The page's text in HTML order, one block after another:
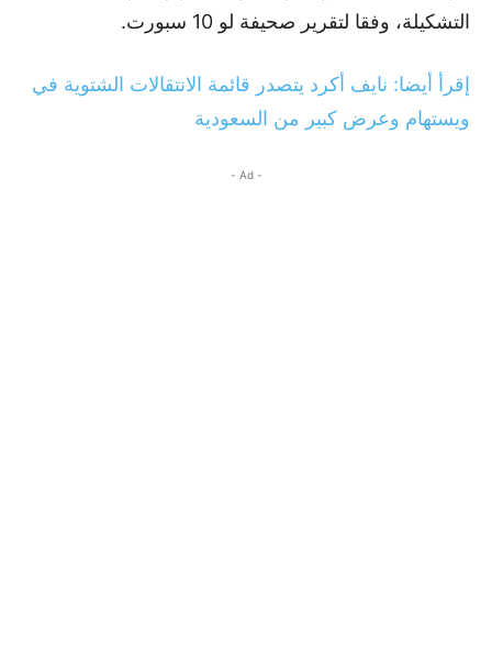
التشكيلة، وفقا لتقرير صحيفة لو 10 سبورت.
إقرأ أيضا: نايف أكرد يتصدر قائمة الانتقالات الشتوية في
ويستهام وعرض كبير من السعودية
- Ad -